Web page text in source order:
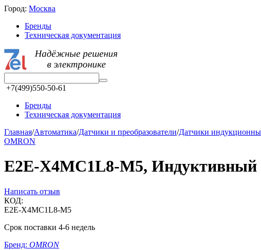
Город: Москва
Бренды
Техническая документация
+7(499)550-50-61
Бренды
Техническая документация
Главная/Автоматика/Датчики и преобразователи/Датчики
OMRON
E2E-X4MC1L8-M5, Индуктивный
Написать отзыв
КОД:
E2E-X4MC1L8-M5
Срок поставки 4-6 недель
Бренд: OMRON